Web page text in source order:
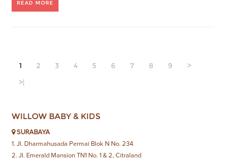
READ MORE
1 2 3 4 5 6 7 8 9
>
>|
WILLOW BABY & KIDS
SURABAYA
1. Jl. Dharmahusada Permai Blok N No. 234
2. Jl. Emerald Mansion TN1 No. 1 & 2, Citraland